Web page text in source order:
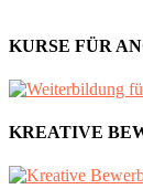
KURSE FÜR
KREATIVE